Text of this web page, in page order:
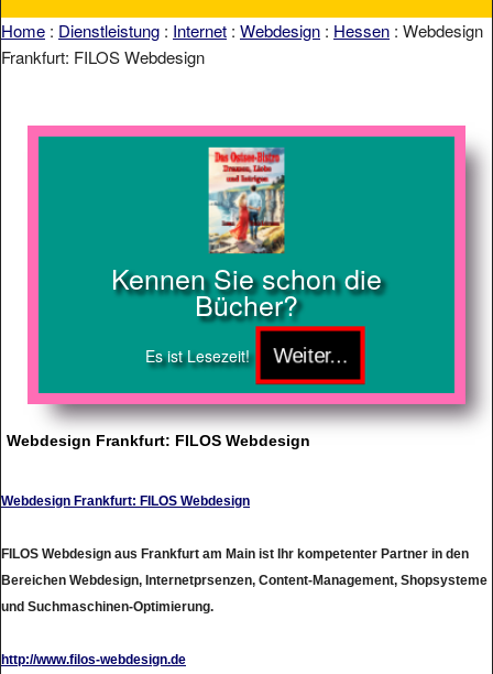
Home : Dienstleistung : Internet : Webdesign : Hessen : Webdesign
Frankfurt: FILOS Webdesign
Kennen Sie schon die
Bücher?
Es ist Lesezeit!
Webdesign Frankfurt: FILOS Webdesign
Webdesign Frankfurt: FILOS Webdesign
FILOS Webdesign aus Frankfurt am Main ist Ihr kompetenter Partner in den
Bereichen Webdesign, Internetprsenzen, Content-Management, Shopsysteme
und Suchmaschinen-Optimierung.
http://www.filos-webdesign.de